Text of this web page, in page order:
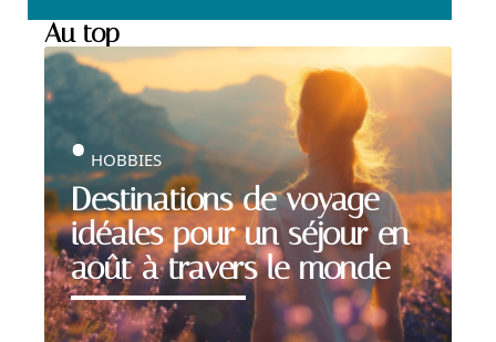
Au top
Destinations de voyage
idéales pour un séjour en
août à travers le monde
HOBBIES